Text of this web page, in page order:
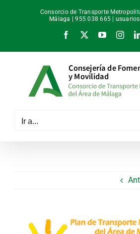
Consorcio de Transporte
Málaga | 955 038 665 |
Facebook
X YouTube
Ir a...